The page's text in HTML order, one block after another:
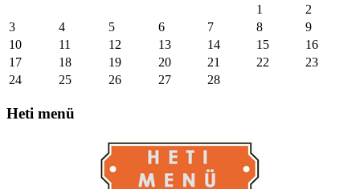
1
2
3
4 5 6 7 8
9
10
11 12 13 14 15
16
17
18 19 20 21 22
23
24
25 26 27 28
Heti menü